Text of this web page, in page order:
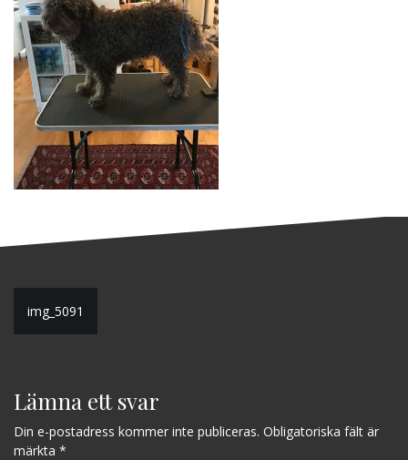
Inläggsnavigering
img_5091
Lämna ett svar
Din e-postadress kommer inte publiceras. Obligatoriska fält är
märkta *